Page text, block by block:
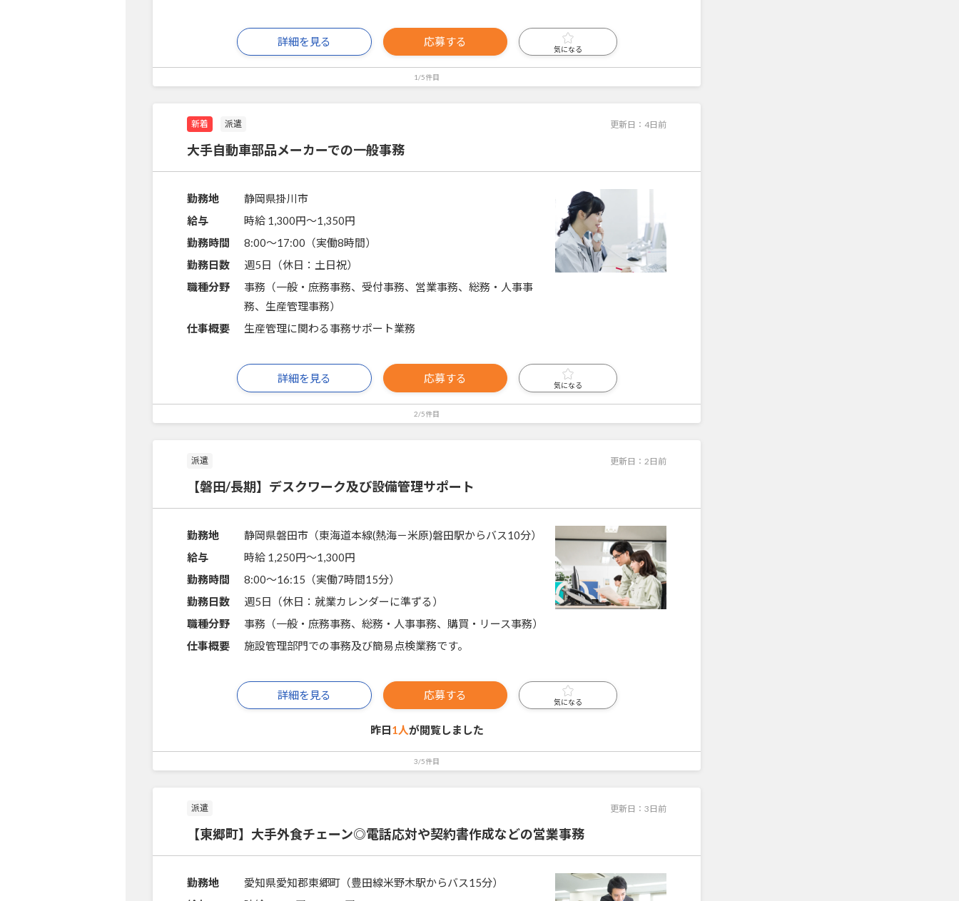
詳細を見る 応募する
気になる
1/5件目
新着 派遣 更新日： 4日前
大手自動車部品メーカーでの一般事務
勤務地
静岡県掛川市
給与
時給 1,300円〜1,350円
勤務時間
8:00～17:00（実働8時間）
勤務日数
週5日（休日：土日祝）
職種分野
事務（一般・庶務事務、受付事務、営業事務、総務・人事事
務、生産管理事務）
仕事概要
生産管理に関わる事務サポート業務
詳細を見る 応募する
気になる
2/5件目
派遣 更新日： 2日前
【磐田/長期】デスクワーク及び設備管理サポート
勤務地
静岡県磐田市（東海道本線(熱海－米原)磐田駅からバス10分）
給与
時給 1,250円〜1,300円
勤務時間
8:00～16:15（実働7時間15分）
勤務日数
週5日（休日：就業カレンダーに準ずる）
職種分野
事務（一般・庶務事務、総務・人事事務、購買・リース事務）
仕事概要
施設管理部門での事務及び簡易点検業務です。
詳細を見る 応募する
気になる
昨日1人が閲覧しました
3/5件目
派遣 更新日： 3日前
【東郷町】大手外食チェーン◎電話応対や契約書作成などの営業事務
勤務地
愛知県愛知郡東郷町（豊田線米野木駅からバス15分）